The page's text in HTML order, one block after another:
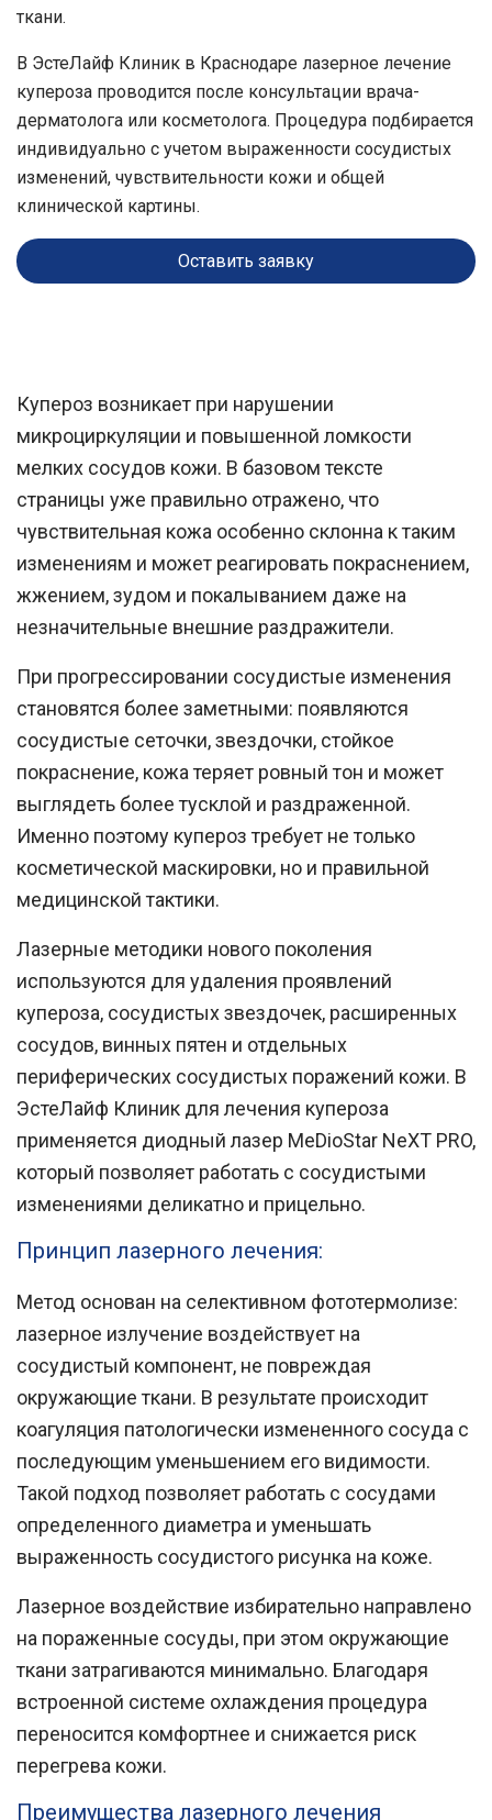
ткани.
В ЭстеЛайф Клиник в Краснодаре лазерное лечение
купероза проводится после консультации врача-
дерматолога или косметолога. Процедура подбирается
индивидуально с учетом выраженности сосудистых
изменений, чувствительности кожи и общей
клинической картины.
Оставить заявку
Купероз возникает при нарушении
микроциркуляции и повышенной ломкости
мелких сосудов кожи. В базовом тексте
страницы уже правильно отражено, что
чувствительная кожа особенно склонна к таким
изменениям и может реагировать покраснением,
жжением, зудом и покалыванием даже на
незначительные внешние раздражители.
При прогрессировании сосудистые изменения
становятся более заметными: появляются
сосудистые сеточки, звездочки, стойкое
покраснение, кожа теряет ровный тон и может
выглядеть более тусклой и раздраженной.
Именно поэтому купероз требует не только
косметической маскировки, но и правильной
медицинской тактики.
Лазерные методики нового поколения
используются для удаления проявлений
купероза, сосудистых звездочек, расширенных
сосудов, винных пятен и отдельных
периферических сосудистых поражений кожи. В
ЭстеЛайф Клиник для лечения купероза
применяется диодный лазер MeDioStar NeXT PRO,
который позволяет работать с сосудистыми
изменениями деликатно и прицельно.
Принцип лазерного лечения:
Метод основан на селективном фототермолизе:
лазерное излучение воздействует на
сосудистый компонент, не повреждая
окружающие ткани. В результате происходит
коагуляция патологически измененного сосуда с
последующим уменьшением его видимости.
Такой подход позволяет работать с сосудами
определенного диаметра и уменьшать
выраженность сосудистого рисунка на коже.
Лазерное воздействие избирательно направлено
на пораженные сосуды, при этом окружающие
ткани затрагиваются минимально. Благодаря
встроенной системе охлаждения процедура
переносится комфортнее и снижается риск
перегрева кожи.
Преимущества лазерного лечения